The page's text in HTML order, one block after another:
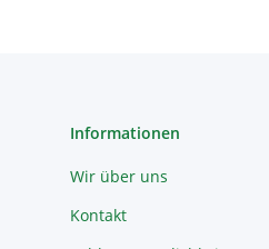
Informationen
Wir über uns
Kontakt